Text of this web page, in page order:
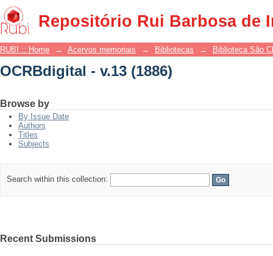
Repositório Rui Barbosa de
OCRBdigital - v.13 (1886)
RUBI :: Home → Acervos memoriais → Bibliotecas → Biblioteca São
OCRBdigital - v.13 (1886)
Browse by
By Issue Date
Authors
Titles
Subjects
Search within this collection:
Recent Submissions